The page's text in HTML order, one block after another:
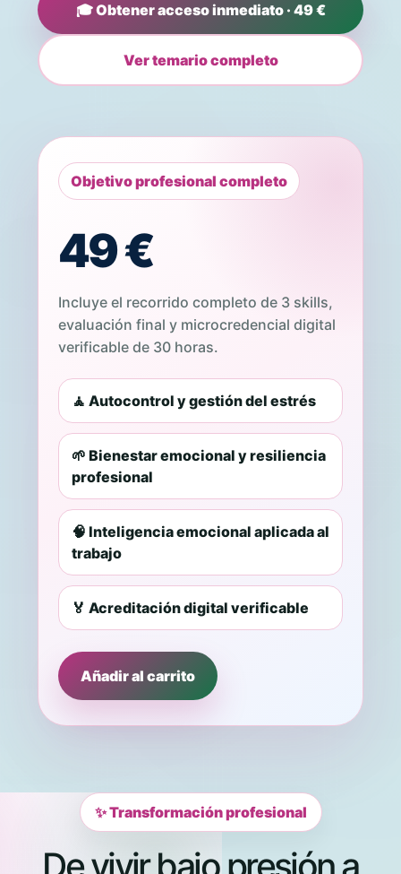
🎓 Obtener acceso inmediato · 49 €
Ver temario completo
Objetivo profesional completo
49 €
Incluye el recorrido completo de 3 skills,
evaluación final y microcredencial digital
verificable de 30 horas.
🧘 Autocontrol y gestión del estrés
🌱 Bienestar emocional y resiliencia
profesional
🧠 Inteligencia emocional aplicada al
trabajo
🏅 Acreditación digital verificable
Añadir al carrito
✨ Transformación profesional
De vivir bajo presión a